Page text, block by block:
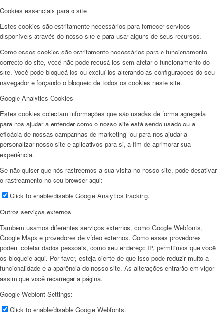
Cookies essenciais para o site
Estes cookies são estritamente necessários para fornecer serviços
disponíveis através do nosso site e para usar alguns de seus recursos.
Como esses cookies são estritamente necessários para o funcionamento
correcto do site, você não pode recusá-los sem afetar o funcionamento do
site. Você pode bloqueá-los ou excluí-los alterando as configurações do seu
navegador e forçando o bloqueio de todos os cookies neste site.
Google Analytics Cookies
Estes cookies colectam informações que são usadas de forma agregada
para nos ajudar a entender como o nosso site está sendo usado ou a
eficácia de nossas campanhas de marketing, ou para nos ajudar a
personalizar nosso site e aplicativos para si, a fim de aprimorar sua
experiência.
Se não quiser que nós rastreemos a sua visita no nosso site, pode desativar
o rastreamento no seu browser aqui:
Click to enable/disable Google Analytics tracking.
Outros serviços externos
Também usamos diferentes serviços externos, como Google Webfonts,
Google Maps e provedores de vídeo externos. Como esses provedores
podem coletar dados pessoais, como seu endereço IP, permitimos que você
os bloqueie aqui. Por favor, esteja ciente de que isso pode reduzir muito a
funcionalidade e a aparência do nosso site. As alterações entrarão em vigor
assim que você recarregar a página.
Google Webfont Settings:
Click to enable/disable Google Webfonts.